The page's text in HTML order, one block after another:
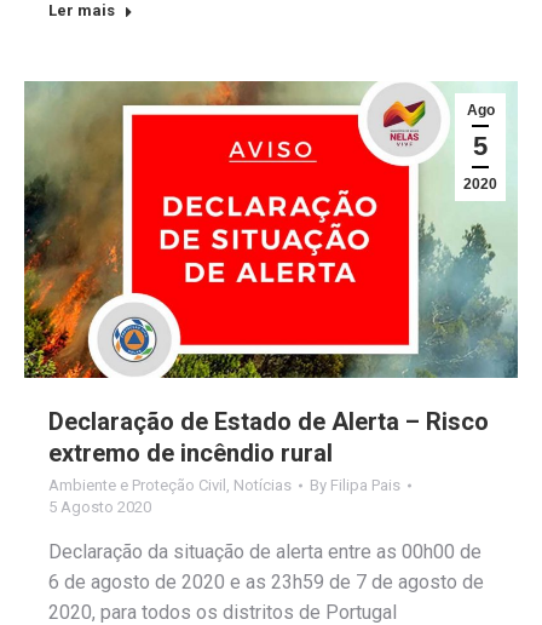
Ler mais
Ago
5
2020
Declaração de Estado de Alerta – Risco
extremo de incêndio rural
Ambiente e Proteção Civil Notícias By Filipa Pais
5 Agosto 2020
Declaração da situação de alerta entre as 00h00 de
6 de agosto de 2020 e as 23h59 de 7 de agosto de
2020, para todos os distritos de Portugal